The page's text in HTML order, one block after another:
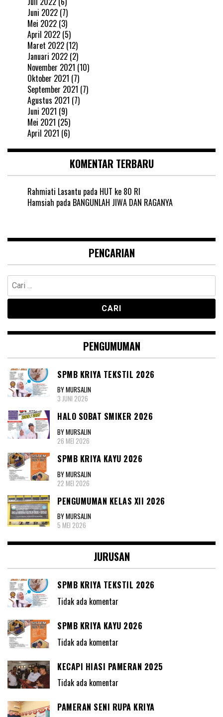
Juni 2022 (7)
Mei 2022 (3)
April 2022 (5)
Maret 2022 (12)
Januari 2022 (2)
November 2021 (10)
Oktober 2021 (7)
September 2021 (7)
Agustus 2021 (7)
Juni 2021 (9)
Mei 2021 (25)
April 2021 (6)
KOMENTAR TERBARU
Rahmiati Lasantu pada HUT ke 80 RI
Hamsiah pada BANGUNLAH JIWA DAN RAGANYA
PENCARIAN
Cari
untuk:
PENGUMUMAN
SPMB KRIYA TEKSTIL 2026
BY MURSALIN
3 JUNI 2026
HALO SOBAT SMIKER 2026
BY MURSALIN
26 MEI 2026
SPMB KRIYA KAYU 2026
BY MURSALIN
22 MEI 2026
PENGUMUMAN KELAS XII 2026
BY MURSALIN
5 MEI 2026
JURUSAN
SPMB KRIYA TEKSTIL 2026
Tidak ada komentar
SPMB KRIYA KAYU 2026
Tidak ada komentar
KECAPI HIASI PAMERAN 2025
Tidak ada komentar
PAMERAN SENI RUPA KRIYA